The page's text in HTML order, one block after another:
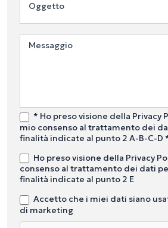
Oggetto
Messaggio
* Ho preso visione della Privacy
mio consenso al trattamento dei
finalità indicate al punto 2 A-B-C-D
Ho preso visione della Privacy
consenso al trattamento dei dati
finalità indicate al punto 2 E
Accetto che i miei dati siano
di marketing